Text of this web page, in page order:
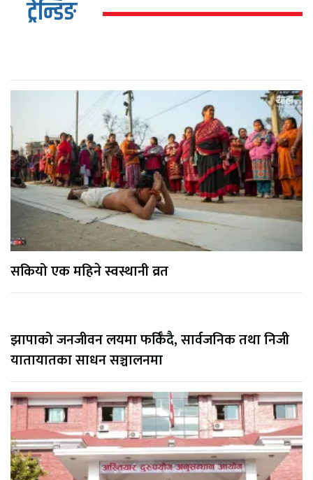
ट्रेन्डिङ
सकियो एक महिने स्वस्थानी व्रत
झापाको जनजीवन लयमा फर्किँदै, सार्वजनिक तथा निजी
यातायातका साधन सञ्चालनमा